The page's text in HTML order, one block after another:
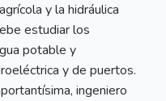
y la hidráulica
estudiar los
potable y
y de puertos.
ingeniero